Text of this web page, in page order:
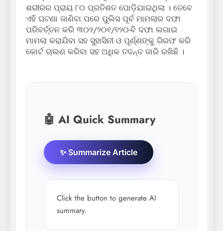
ଶରୀରର ପ୍ରାୟ ୮୦ ପ୍ରତିଶତ ପୋଡ଼ିଯାଇଥିଲା । ତେବେ
ଏହି ଘଟଣା ଜାଣିବା ପରେ ପୁଲିସ ପୂର୍ବ ମାମଲାର ଦଫା
ପରିବର୍ତ୍ତନ କରି ୩୦୨/୨୦୧/୧୨୦-ବି ଦଫା ଲଗାଇ
ମାମଲା କରାଯିବା ସହ ସୁହାସିନୀ ଓ ପୂର୍ଣ୍ଣଙ୍କୁ ଗିରଫ କରି
କୋର୍ଟ ଚାଲଣ କରିବା ସହ ଅଧିକ ତଦନ୍ତ ଜାରି ରଖିଛି ।
🤖 AI Quick Summary
✨ Summarize Article
Click the button to generate AI
summary.